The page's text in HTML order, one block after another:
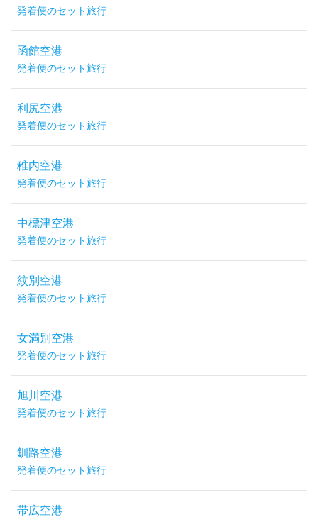
発着便のセット旅行
函館空港
発着便のセット旅行
利尻空港
発着便のセット旅行
稚内空港
発着便のセット旅行
中標津空港
発着便のセット旅行
紋別空港
発着便のセット旅行
女満別空港
発着便のセット旅行
旭川空港
発着便のセット旅行
釧路空港
発着便のセット旅行
帯広空港